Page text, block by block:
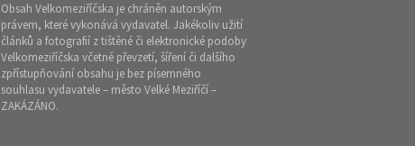
Obsah Velkomeziříčska je chráněn autorským
právem, které vykonává vydavatel. Jakékoliv užití
článků a fotografií z tištěné či elektronické podoby
Velkomeziříčska včetně převzetí, šíření či dalšího
zpřístupňování obsahu je bez písemného
souhlasu vydavatele – město Velké Meziříčí –
ZAKÁZÁNO.